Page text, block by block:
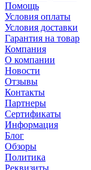
Помощь
Условия оплаты
Условия доставки
Гарантия на товар
Компания
О компании
Новости
Отзывы
Контакты
Партнеры
Сертификаты
Информация
Блог
Обзоры
Политика
Реквизиты